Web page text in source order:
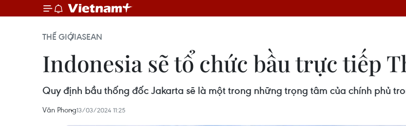
THẾ GIỚIASEAN
Indonesia sẽ tổ chức bầu trực tiếp
Quy định bầu thống đốc Jakarta sẽ là một trong những trọng tâm của chính phủ
Văn Phong13/03/2024 11:25